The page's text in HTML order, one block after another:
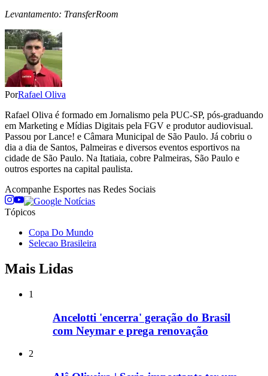
Levantamento: TransferRoom
PorRafael Oliva
Rafael Oliva é formado em Jornalismo pela PUC-SP, pós-graduando
em Marketing e Mídias Digitais pela FGV e produtor audiovisual.
Passou por Lance! e Câmara Municipal de São Paulo. Já cobriu o
dia a dia de Santos, Palmeiras e diversos eventos esportivos na
cidade de São Paulo. Na Itatiaia, cobre Palmeiras, São Paulo e
outros esportes na capital paulista.
Acompanhe Esportes nas Redes Sociais
Tópicos
Copa Do Mundo
Selecao Brasileira
Mais Lidas
1
Ancelotti 'encerra' geração do Brasil
com Neymar e prega renovação
2